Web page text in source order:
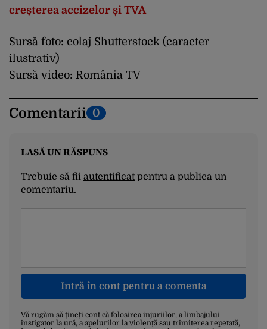
creșterea accizelor și TVA
Sursă foto: colaj Shutterstock (caracter
ilustrativ)
Sursă video: România TV
Comentarii 0
LASĂ UN RĂSPUNS
Trebuie să fii autentificatpentru a publica un
comentariu.
Intră în cont pentru a comenta
Vă rugăm să țineți cont că folosirea injuriilor, a limbajului
instigator la ură, a apelurilor la violență sau trimiterea repetată,